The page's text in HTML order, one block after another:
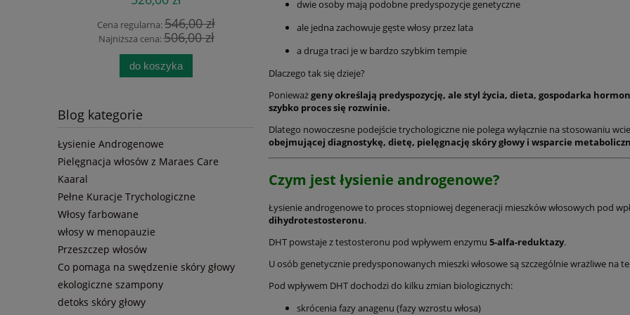
lotion 50 ml + Dervit PRO Hair
120 kaps.| Trychologiczny
zestaw przeciw wypadaniu
włosów | Kuracja na porost
włosów + badania i dieta
Cena regularna:546,00 zł
Najniższa cena:506,00 zł
do koszyka
Trychologiczna kuracja
wzrostu włosów
Cena regularna:189,00 zł
189,00 zł
ml, Kaaral K05 przeciw
Care Odżywka Volume 500 ml
Blog kategorie
Łysienie Androgenowe
Pielęgnacja włosów z Maraes Care
Kaaral
Pełne Kuracje Trychologiczne
Włosy farbowane
włosy w menopauzie
Przeszczep włosów
Co pomaga na swędzenie skóry głowy
ekologiczne szampony
detoks skóry głowy
dwie osoby mają podobne predyspozycje genetyczne
ale jedna zachowuje gęste włosy przez lata
a druga traci je w bardzo szybkim tempie
Dlaczego tak się dzieje?
Ponieważgeny określają predyspozycję, ale styl życia, dieta, gospodarka
szybko proces się rozwinie.
Dlatego nowoczesne podejście trychologiczne nie polega wyłącznie na stosowaniu
obejmującej diagnostykę, dietę, pielęgnację skóry głowy i wsparcie
Czym jest łysienie androgenowe?
Łysienie androgenowe to proces stopniowej degeneracji mieszków włosowych pod
dihydrotestosteronu.
DHT powstaje z testosteronu pod wpływem enzymu 5-alfa-reduktazy.
U osób genetycznie predysponowanych mieszki włosowe są szczególnie wrażliwe na
Pod wpływem DHT dochodzi do kilku zmian biologicznych:
skrócenia fazy anagenu (fazy wzrostu włosa)